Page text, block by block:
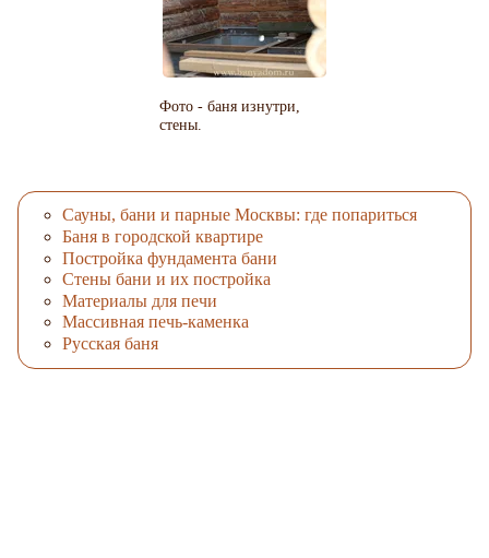
Фото - баня изнутри,
стены.
Cауны, бани и парные Москвы: где попариться
Баня в городской квартире
Постройка фундамента бани
Стены бани и их постройка
Материалы для печи
Массивная печь-каменка
Русская баня